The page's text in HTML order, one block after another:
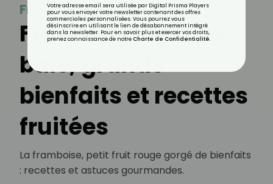
Framboise
Framboise : petite
baie, grands
bienfaits et recettes
fruitées
La framboise, petit fruit rouge gorgé de bienfaits
: recettes et astuces gourmandes.
Votre adresse email sera utilisée par Digital Prisma Players
pour vous envoyer votre newsletter contenant des offres
commerciales personnalisées. Vous pourrez vous
désinscrire en utilisant le lien de désabonnement intégré
dans la newsletter. Pour en savoir plus et exercer vos droits,
prenez connaissance de notre Charte de Confidentialité.